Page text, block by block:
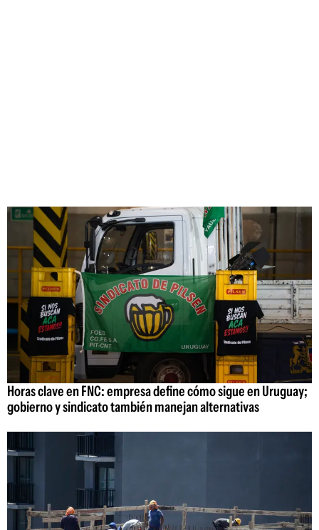
Horas clave en FNC: empresa define cómo sigue en Uruguay;
gobierno y sindicato también manejan alternativas